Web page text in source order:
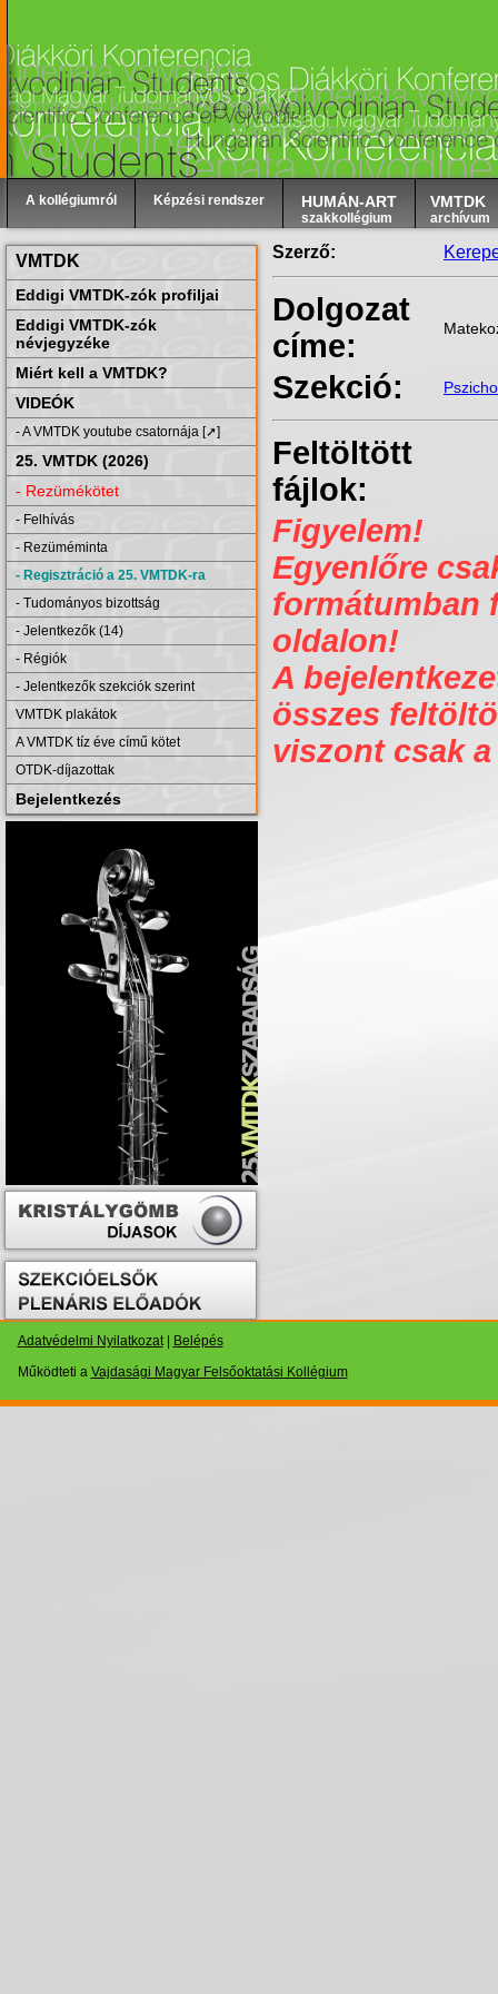
A kollégiumról Képzési rendszer HUMÁN-ART
szakkollégium
VMTDK
archívum
VMTDK
Eddigi VMTDK-zók profiljai
Eddigi VMTDK-zók
névjegyzéke
Miért kell a VMTDK?
VIDEÓK
- A VMTDK youtube csatornája [➚]
25. VMTDK (2026)
- Rezümékötet
- Felhívás
- Rezüméminta
- Regisztráció a 25. VMTDK-ra
- Tudományos bizottság
- Jelentkezők (14)
- Régiók
- Jelentkezők szekciók szerint
VMTDK plakátok
A VMTDK tíz éve című kötet
OTDK-díjazottak
Bejelentkezés
Szerző:
Dolgozat
címe:
Szekció:
Feltöltött
fájlok:
Figyelem!
Egyenlőre
formátumban
oldalon!
A
összes
viszont csak
Adatvédelmi Nyilatkozat|
Belépés
Működteti a Vajdasági Magyar Felsőoktatási Kollégium